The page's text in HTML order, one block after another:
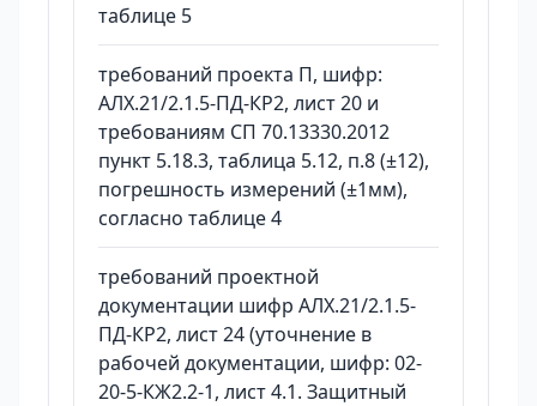
таблице 5
требований проекта П, шифр:
АЛХ.21/2.1.5-ПД-КР2, лист 20 и
требованиям СП 70.13330.2012
пункт 5.18.3, таблица 5.12, п.8 (±12),
погрешность измерений (±1мм),
согласно таблице 4
требований проектной
документации шифр АЛХ.21/2.1.5-
ПД-КР2, лист 24 (уточнение в
рабочей документации, шифр: 02-
20-5-КЖ2.2-1, лист 4.1. Защитный